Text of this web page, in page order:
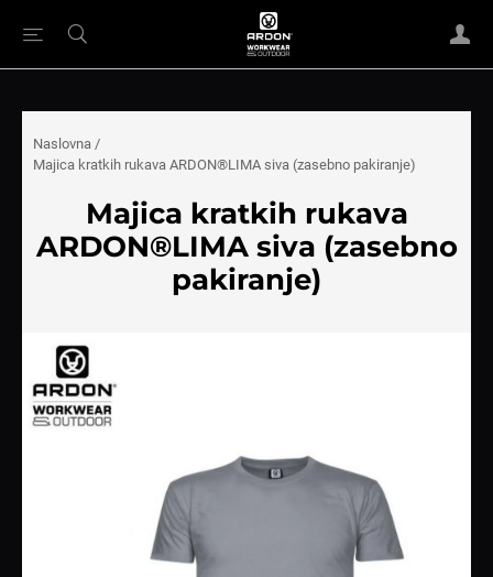
Naslovna /
Majica kratkih rukava ARDON®LIMA siva (zasebno pakiranje)
Majica kratkih rukava
ARDON®LIMA siva (zasebno
pakiranje)